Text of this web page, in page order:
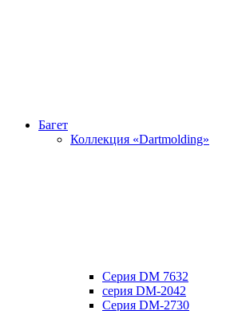
Багет
Коллекция «Dartmolding»
Серия DM 7632
серия DM-2042
Серия DM-2730